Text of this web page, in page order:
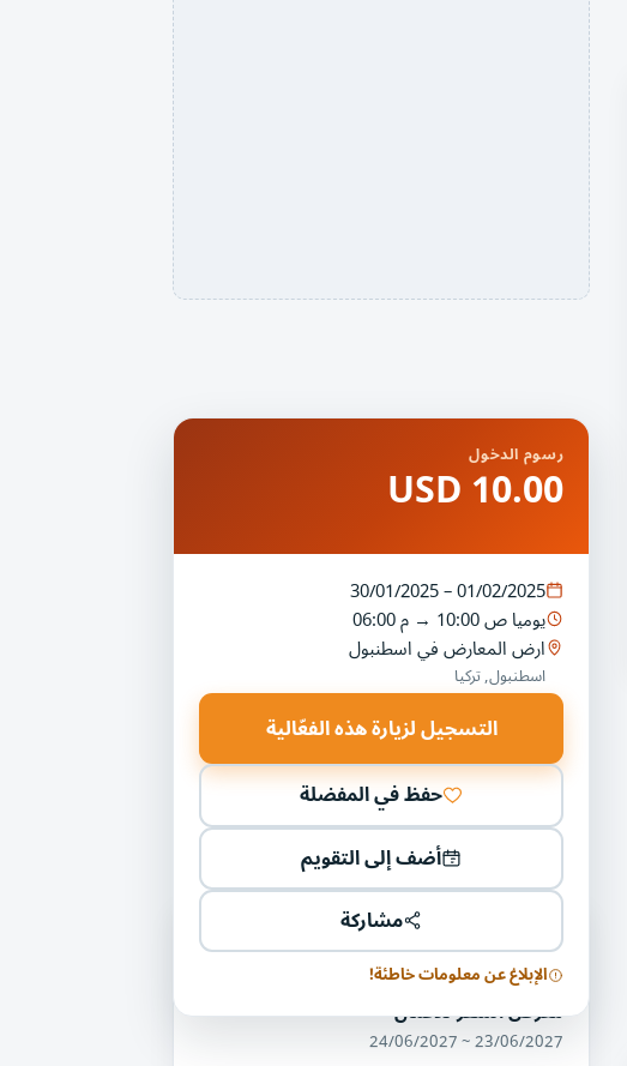
رسوم الدخول
10.00 USD
30/01/2025 – 01/02/2025
يوميا10:00 ص →06:00 م
ارض المعارض في اسطنبول
اسطنبول, تركيا
التسجيل لزيارة هذه الفعّالية
حفظ في المفضلة
أضف إلى التقويم
مشاركة
الإبلاغ عن معلومات خاطئة!
فعاليات أخرى في مجال السفر والسياحة
والطيران
معرض السفر للأعمال
23/06/2027 ~ 24/06/2027